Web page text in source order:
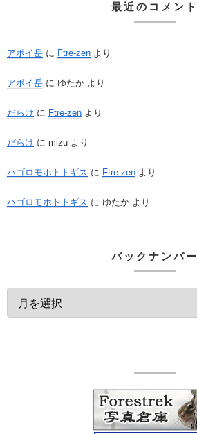
最近のコメント
アポイ岳 に Ftre-zen より
アポイ岳 に ゆたか より
だらけ に Ftre-zen より
だらけ に mizu より
ハゴロモホトトギス に Ftre-zen より
ハゴロモホトトギス に ゆたか より
バックナンバー